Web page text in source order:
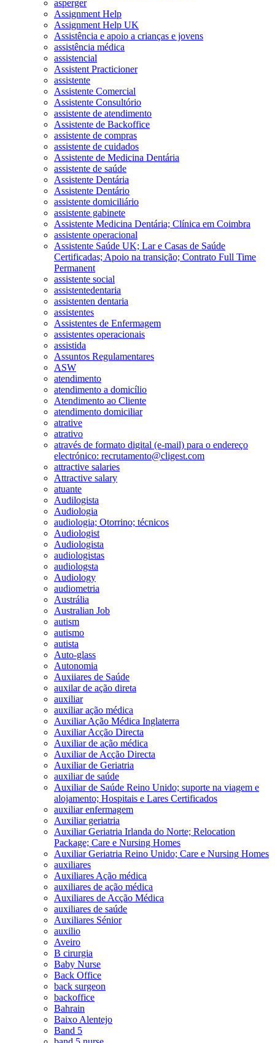
asperger
Assignment Help
Assignment Help UK
Assistência e apoio a crianças e jovens
assistência médica
assistencial
Assistent Practicioner
assistente
Assistente Comercial
Assistente Consultório
assistente de atendimento
Assistente de Backoffice
assistente de compras
assistente de cuidados
Assistente de Medicina Dentária
assistente de saúde
Assistente Dentária
Assistente Dentário
assistente domiciliário
assistente gabinete
Assistente Medicina Dentária; Clínica em Coimbra
assistente operacional
Assistente Saúde UK; Lar e Casas de Saúde
Certificadas; Apoio na transição; Contrato Full Time
Permanent
assistente social
assistentedentaria
assistenten dentaria
assistentes
Assistentes de Enfermagem
assistentes operacionais
assistida
Assuntos Regulamentares
ASW
atendimento
atendimento a domicílio
Atendimento ao Cliente
atendimento domiciliar
atrative
atrativo
através de formato digital (e-mail) para o endereço
electrónico: recrutamento@cligest.com
attractive salaries
Attractive salary
atuante
Audilogista
Audiologia
audiologia; Otorrino; técnicos
Audiologist
Audiologista
audiologistas
audiologsta
Audiology
audiometria
Austrália
Australian Job
autism
autismo
autista
Auto-glass
Autonomia
Auxiiares de Saúde
auxilar de ação direta
auxiliar
auxiliar ação médica
Auxiliar Ação Médica Inglaterra
Auxiliar Acção Directa
Auxiliar de ação médica
Auxiliar de Acção Directa
Auxiliar de Geriatria
auxiliar de saúde
Auxiliar de Saúde Reino Unido; suporte na viagem e
alojamento; Hospitais e Lares Certificados
auxiliar enfermagem
Auxiliar geriatria
Auxiliar Geriatria Irlanda do Norte; Relocation
Package; Care e Nursing Homes
Auxiliar Geriatria Reino Unido; Care e Nursing Homes
auxiliares
Auxiliares Ação médica
auxiliares de ação médica
Auxiliares de Acção Médica
auxiliares de saúde
Auxiliares Sénior
auxilio
Aveiro
B cirurgia
Baby Nurse
Back Office
back surgeon
backoffice
Bahrain
Baixo Alentejo
Band 5